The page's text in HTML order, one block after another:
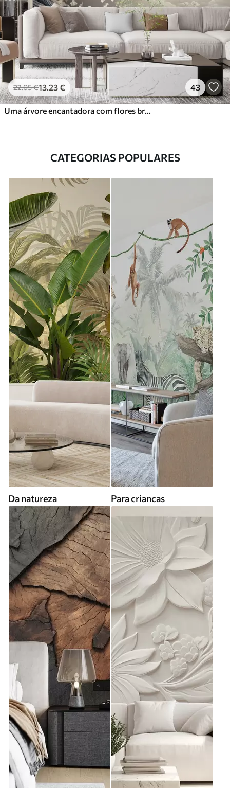
22.05€13 .23€ 43
CATEGORIAS POPULARES
Da natureza Para criancas